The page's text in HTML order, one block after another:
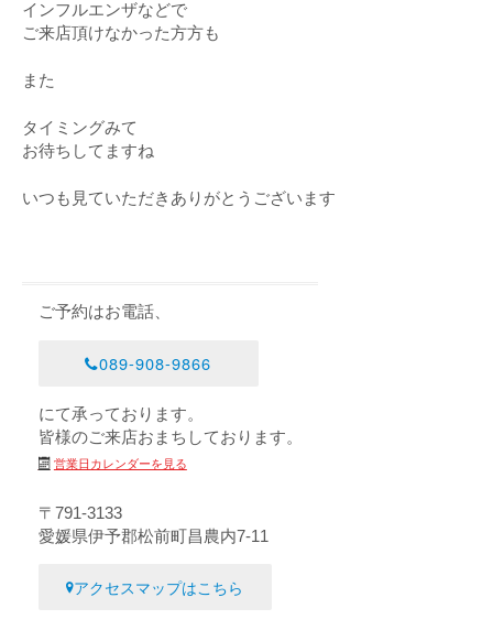
インフルエンザなどで
ご来店頂けなかった方方も
また
タイミングみて
お待ちしてますね
いつも見ていただきありがとうございます
ご予約はお電話、
089-908-9866
にて承っております。
皆様のご来店おまちしております。
営業日カレンダーを見る
〒791-3133
愛媛県伊予郡松前町昌農内7-11
アクセスマップはこちら